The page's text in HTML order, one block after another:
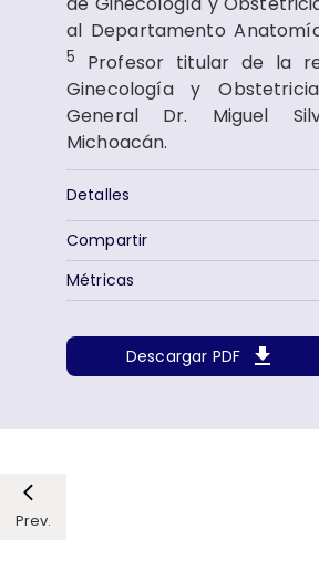
al Departamento
5
Profesor titular de la
Ginecología y
General Dr. Miguel
Michoacán.
Detalles
Descargar PDF
Métricas
Compartir
Prev.